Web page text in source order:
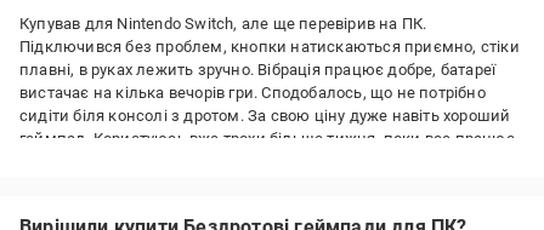
Купував для Nintendo Switch, але ще перевірив на ПК.
Підключився без проблем, кнопки натискаються приємно, стіки
плавні, в руках лежить зручно. Вібрація працює добре, батареї
вистачає на кілька вечорів гри. Сподобалось, що не потрібно
сидіти біля консолі з дротом. За свою ціну дуже навіть хороший
геймпад. Користуюсь вже трохи більше тижня, поки все працює